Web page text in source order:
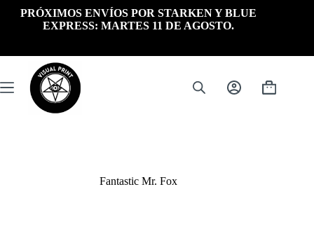
PRÓXIMOS ENVÍOS POR STARKEN Y BLUE
EXPRESS: MARTES 11 DE AGOSTO.
Carrito
Fantastic Mr. Fox